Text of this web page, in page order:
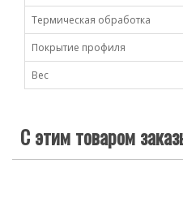
Термическая обработка
Покрытие профиля
Вес
С этим товаром